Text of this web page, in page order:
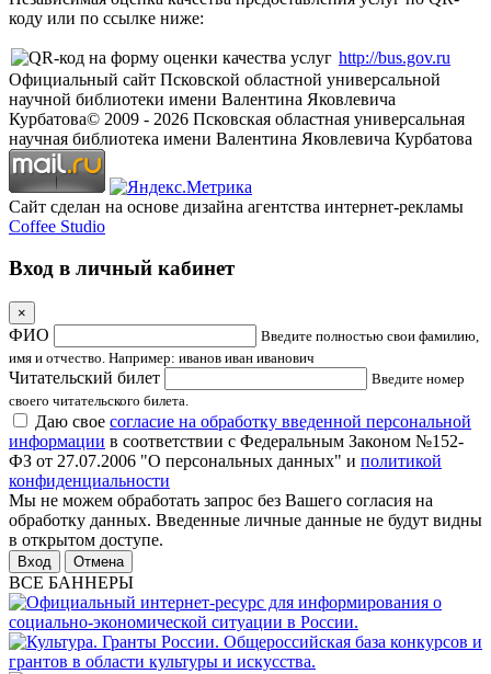
коду или по ссылке ниже:
http://bus.gov.ru
Официальный сайт Псковской областной универсальной
научной библиотеки имени Валентина Яковлевича
Курбатова© 2009 - 2026 Псковская областная универсальная
научная библиотека имени Валентина Яковлевича Курбатова
Сайт сделан на основе дизайна агентства интернет-рекламы
Coffee Studio
Вход в личный кабинет
×
ФИО
Введите полностью свои фамилию,
имя и отчество. Например: иванов иван иванович
Читательский билет
Введите номер
своего читательского билета.
Даю свое согласие на обработку введенной персональной
информации в соответствии с Федеральным Законом №152-
ФЗ от 27.07.2006 "О персональных данных" и политикой
конфиденциальности
Мы не можем обработать запрос без Вашего согласия на
обработку данных. Введенные личные данные не будут видны
в открытом доступе.
Отмена
ВСЕ БАННЕРЫ